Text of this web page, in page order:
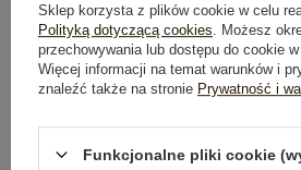
TABELA ROZMIARÓW
DODAJ DO KOSZYKA
Możesz kupić także poprzez:
Sklep korzysta z plików cookie w celu
Polityką dotyczącą cookies . Możesz
przechowywania lub dostępu do cookie w
Więcej informacji na temat warunków i
znaleźć także na stronie Prywatność i
Funkcjonalne pliki cookie